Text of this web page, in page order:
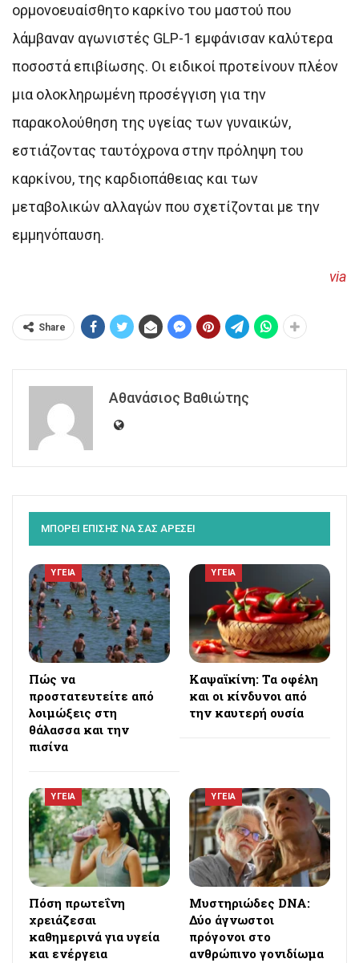
ορμονοευαίσθητο καρκίνο του μαστού που
λάμβαναν αγωνιστές GLP-1 εμφάνισαν καλύτερα
ποσοστά επιβίωσης. Οι ειδικοί προτείνουν πλέον
μια ολοκληρωμένη προσέγγιση για την
παρακολούθηση της υγείας των γυναικών,
εστιάζοντας ταυτόχρονα στην πρόληψη του
καρκίνου, της καρδιοπάθειας και των
μεταβολικών αλλαγών που σχετίζονται με την
εμμηνόπαυση.
via
Share
Αθανάσιος Βαθιώτης
ΜΠΟΡΕΙ ΕΠΙΣΗΣ ΝΑ ΣΑΣ ΑΡΕΣΕΙ
ΥΓΕΙΑ
Πώς να
προστατευτείτε από
λοιμώξεις στη
θάλασσα και την
πισίνα
ΥΓΕΙΑ
Καψαϊκίνη: Τα οφέλη
και οι κίνδυνοι από
την καυτερή ουσία
ΥΓΕΙΑ
Πόση πρωτεΐνη
χρειάζεσαι
καθημερινά για υγεία
και ενέργεια
ΥΓΕΙΑ
Μυστηριώδες DNA:
Δύο άγνωστοι
πρόγονοι στο
ανθρώπινο γονιδίωμα